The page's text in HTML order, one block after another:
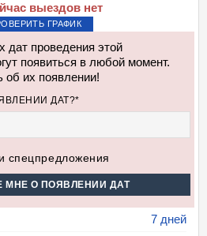
выездов нет
ГРАФИК
дат проведения этой
появиться в любой момент.
их появлении!
ДАТ?*
спецпредложения
МНЕ О ПОЯВЛЕНИИ ДАТ
7 дней